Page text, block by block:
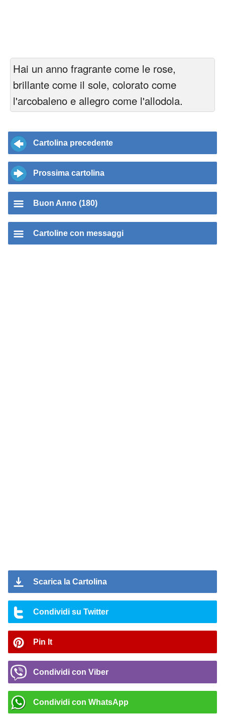
Hai un anno fragrante come le rose,
brillante come il sole, colorato come
l'arcobaleno e allegro come l'allodola.
Cartolina precedente
Prossima cartolina
Buon Anno (180)
Cartoline con messaggi
Scarica la Cartolina
Condividi su Twitter
Pin It
Condividi con Viber
Condividi con WhatsApp